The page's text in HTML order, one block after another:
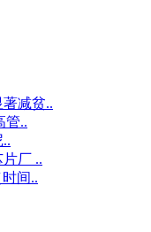
减贫..
管..
厂 ..
间..